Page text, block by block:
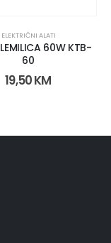
ELEKTRIČNI ALATI
60W KTB-
60
19,50KM